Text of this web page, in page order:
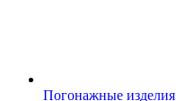
Погонажные изделия